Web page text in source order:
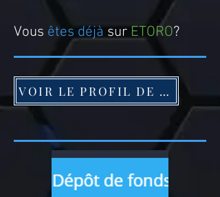
Vous êtes déjà sur ETORO?
VOIR LE PROFIL DE CEDRIC